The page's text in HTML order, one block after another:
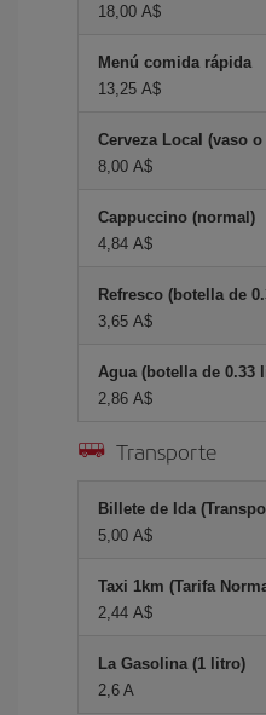
18,00 A$
Menú comida rápida
13,25 A$
Cerveza Local (vaso
8,00 A$
Cappuccino (normal)
4,84 A$
Refresco (botella de
3,65 A$
Agua (botella de 0.33
2,86 A$
Transporte
Billete de Ida
5,00 A$
Taxi 1km (Tarifa
2,44 A$
La Gasolina (1 litro)
2,6 A